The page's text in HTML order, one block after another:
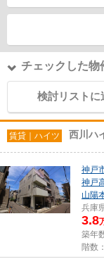
チェックした物
検討リストに
賃貸｜ハイツ 西川ハ
神戸
神戸
山陽
兵庫
3.8
築年
階数